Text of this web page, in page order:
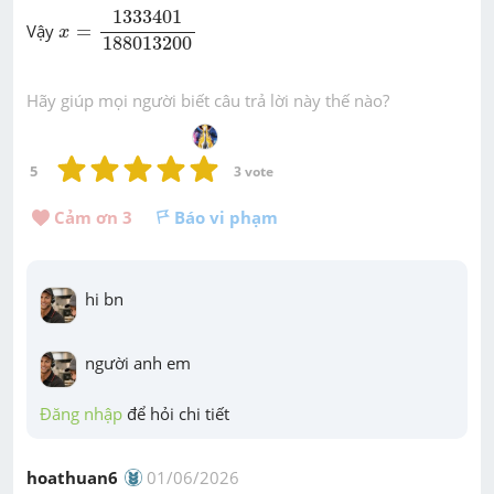
Vậy x =
1333401
188013200
1333401188013200
Hãy giúp mọi người biết câu trả lời này thế nào?
5 3 vote
Cảm ơn 3 Báo vi phạm
hi bn
người anh em
Đăng nhập để hỏi chi tiết
hoathuan6 01/06/2026